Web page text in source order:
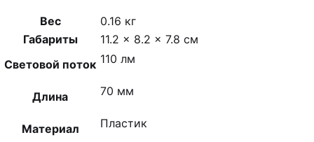
Вес
0.16 кг
Габариты
11.2 × 8.2 × 7.8 см
Световой поток 110 лм
Длина 70 мм
Материал Пластик